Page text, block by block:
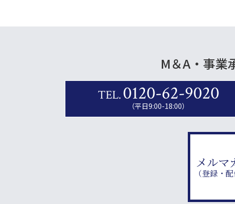
M＆A・事業
TEL.0120-62-9020
（平日9:00-18:00）
メルマ
（登録・